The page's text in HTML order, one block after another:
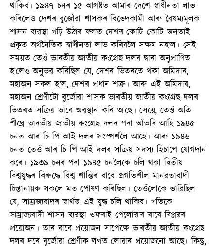
থাকিব। ১৯৪৭ চনৰ ১৫ আগষ্টত আমাৰ দেশে স্বাধীনতা লাভ
কৰিলেও দেশৰ বুৰ্জোৱা শাসকৰ বিভেদকামী আৰু বৈষম্যমূলক
শাসন ব্যৱস্থা গঢ়ি উঠাৰ ফলত দেশৰ কোটি কোটি জনতাই
প্ৰকৃত অৰ্থনৈতিক স্বাধীনতা লাভ কৰিবলৈ সক্ষম নহ’ল। সেই
সময়ত তেওঁ ভাৰতীয় জাতীয় কংগ্ৰেছ দলৰ দ্বাৰা অনুপ্ৰাণিত
হ’লেও অনুভৱ কৰিছিল যে, দেশৰ ভিতৰতে থকা জমিদাৰ,
মহাজন সকল হ’ল, দেশৰ প্ৰধান শত্ৰু। আৰু এই জমিদাৰ,
মহাজন শ্ৰেণীটো বুৰ্জোৱা শাসক ভাৰতীয় জাতীয় কংগ্ৰেছ দলৰ
ভিতৰত সক্ৰিয় ভাবে অৱস্থান কৰি আছে। সেয়ে, তেওঁ অতি
শীঘ্ৰে ভাৰতীয় জাতীয় কংগ্ৰেছ দলৰ পৰা আঁতৰি আহি ১৯৪৫
চনত আৰ চি পি আই দলৰ সংস্পৰ্শলৈ আহে। আৰু ১৯৪৬
চনত তেওঁ আৰ চি পি আই দলৰ সক্ৰিয় সদস্য হিচাপে যোগদান
কৰে। ১৯৩৯ চনৰ পৰা ১৯৪৫ চনলৈকে চলি থকা দ্বিতীয়
বিশ্বযুদ্ধৰ বিৰুদ্ধে বিশ্ব শান্তিৰ বাবে প্ৰগতিশীল মানৱতাবাদী
চিন্তানায়ক সকলে মত পোষণ কৰিছিল। তেওঁলোকে ভাৱিছিল
যে, সাম্ৰাজ্যবাদৰ স্বাৰ্থত এই যুদ্ধ চলি থাকিব। গতিকে
সাম্ৰাজ্যবাদী শাসন ব্যৱস্থা ওফৰাই পেলোৱাৰ বাবে বিপ্লৱৰ
প্ৰয়োজন। তাৰ বাবে প্ৰয়োজন সাপেক্ষে ভাৰতীয় জাতীয় কংগ্ৰেছ
দলৰ দৰে বুৰ্জোৱা শ্ৰেণীক লগত লোৱাৰ প্ৰয়োজনো আছে। কিন্তু,